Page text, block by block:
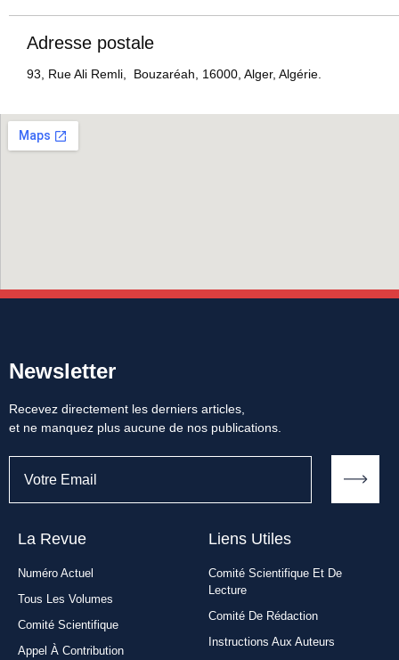
Adresse postale
93, Rue Ali Remli, Bouzaréah, 16000, Alger, Algérie.
Newsletter
Recevez directement les derniers articles,
et ne manquez plus aucune de nos publications.
La Revue
Numéro Actuel
Tous Les Volumes
Comité Scientifique
Appel À Contribution
Liens Utiles​
Comité Scientifique Et De
Lecture
Comité De Rédaction
Instructions Aux Auteurs